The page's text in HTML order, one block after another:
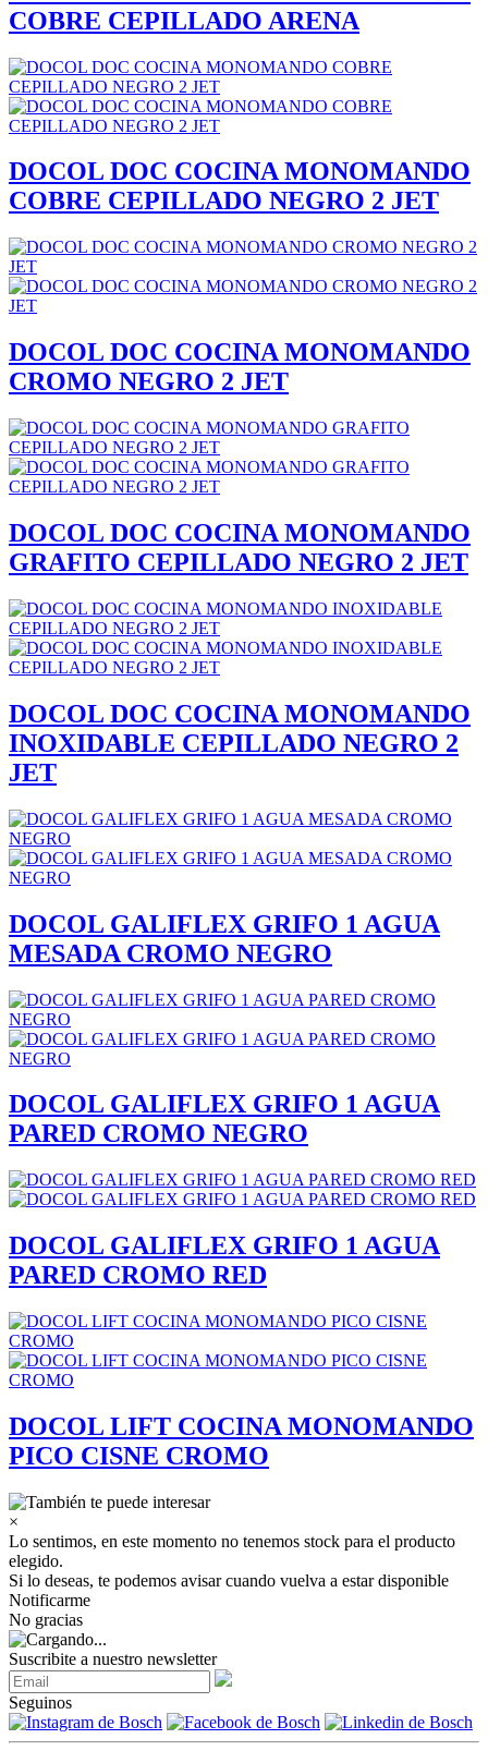
COBRE CEPILLADO ARENA
DOCOL DOC COCINA MONOMANDO
COBRE CEPILLADO NEGRO 2 JET
DOCOL DOC COCINA MONOMANDO
CROMO NEGRO 2 JET
DOCOL DOC COCINA MONOMANDO
GRAFITO CEPILLADO NEGRO 2 JET
DOCOL DOC COCINA MONOMANDO
INOXIDABLE CEPILLADO NEGRO 2
JET
DOCOL GALIFLEX GRIFO 1 AGUA
MESADA CROMO NEGRO
DOCOL GALIFLEX GRIFO 1 AGUA
PARED CROMO NEGRO
DOCOL GALIFLEX GRIFO 1 AGUA
PARED CROMO RED
DOCOL LIFT COCINA MONOMANDO
PICO CISNE CROMO
×
Lo sentimos, en este momento no tenemos stock para el producto
elegido.
Si lo deseas, te podemos avisar cuando vuelva a estar disponible
Notificarme
No gracias
Suscribite a nuestro newsletter
Seguinos